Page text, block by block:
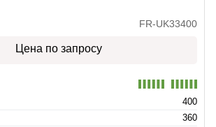
FR-UK33400
Цена по запросу
400
360